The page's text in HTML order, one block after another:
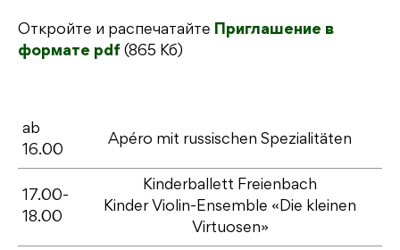
Откройте и распечатайте
Приглашение в
формате pdf (865 Кб)
ab
16.00
Apéro mit russischen Spezialitäten
17.00-
18.00
Kinderballett Freienbach
Kinder Violin-Ensemble «Die kleinen
Virtuosen»